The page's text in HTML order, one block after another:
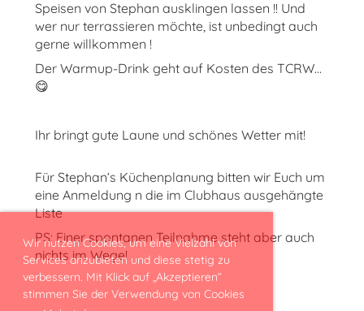
Wir nutzen Cookies, um eine Vielzahl von
Services anzubieten und diese stetig zu
verbessern. Mit Klick auf „Akzeptieren“
stimmen Sie der Verwendung von Cookies
Speisen von Stephan ausklingen lassen !! Und
wer nur terrassieren möchte, ist unbedingt auch
gerne willkommen !
Der Warmup-Drink geht auf Kosten des TCRW...
😋
Ihr bringt gute Laune und schönes Wetter mit!
Für Stephan‘s Küchenplanung bitten wir Euch um
eine Anmeldung n die im Clubhaus ausgehängte
Liste
PS: Einer spontanen Teilnahme steht aber auch
nichts im Wege!